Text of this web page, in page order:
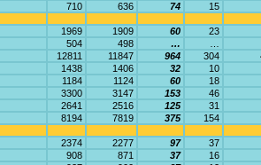
710 636 74
15
1969 1909 60
23
504 498 …
12811 11847 964 304
1438 1406 32
10
1184 1124 60
18
3300 3147 153
46
2641 2516 125
31
8194 7819 375
154
2374 2277 97
37
908 871 37
16